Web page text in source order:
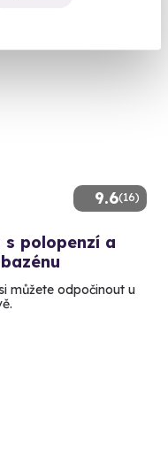
9.6(16)
s polopenzí a
můžete odpočinout u